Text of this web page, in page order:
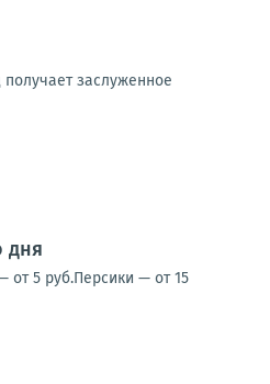
заслуженное
дня
от 5 руб.Персики — от 15